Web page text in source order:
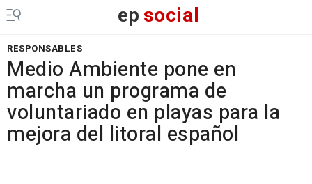
epsocial
RESPONSABLES
Medio Ambiente pone en
marcha un programa de
voluntariado en playas para la
mejora del litoral español